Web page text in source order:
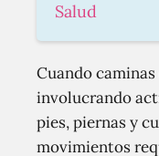
Salud
Cuando
involucrando
pies, piernas y
movimientos